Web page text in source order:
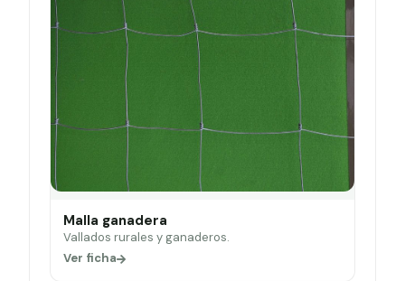
Malla ganadera
Vallados rurales y ganaderos.
Ver ficha